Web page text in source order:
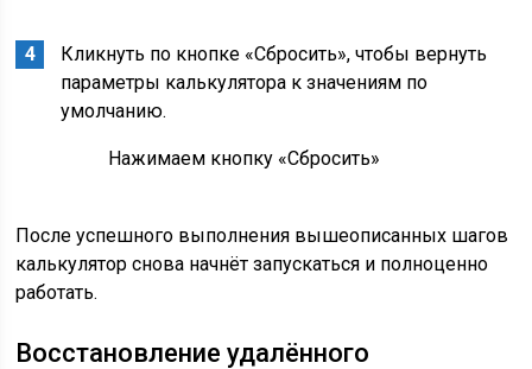
Кликнуть по кнопке «Сбросить», чтобы вернуть
параметры калькулятора к значениям по
умолчанию.
Нажимаем кнопку «Сбросить»
После успешного выполнения вышеописанных шагов
калькулятор снова начнёт запускаться и полноценно
работать.
Восстановление удалённого